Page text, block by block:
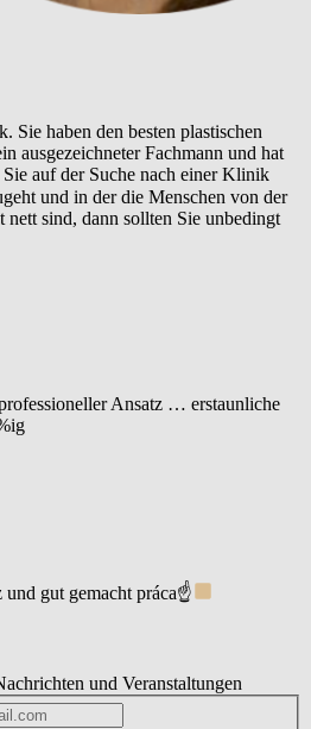
Sie haben den besten plastischen
ausgezeichneter Fachmann und hat
Sie auf der Suche nach einer Klinik
und in der die Menschen von der
nett sind, dann sollten Sie unbedingt
Ansatz … erstaunliche
und gut gemacht práca☝
und Veranstaltungen